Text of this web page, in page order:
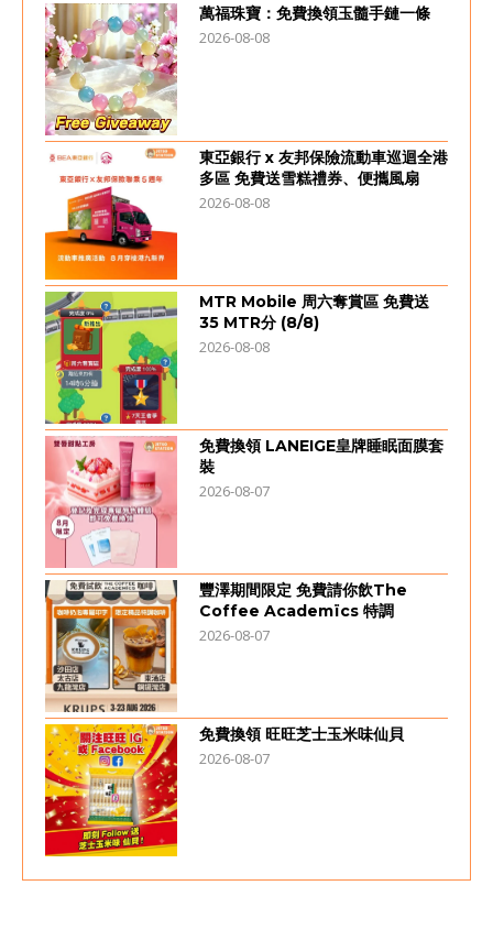
萬福珠寶：免費換領玉髓手鏈一條
2026-08-08
東亞銀行 x 友邦保險流動車巡迴全港
多區 免費送雪糕禮券、便攜風扇
2026-08-08
MTR Mobile 周六奪賞區 免費送
35 MTR分 (8/8)
2026-08-08
免費換領 LANEIGE皇牌睡眠面膜套
裝
2026-08-07
豐澤期間限定 免費請你飲The
Coffee Academïcs 特調
2026-08-07
免費換領 旺旺芝士玉米味仙貝
2026-08-07